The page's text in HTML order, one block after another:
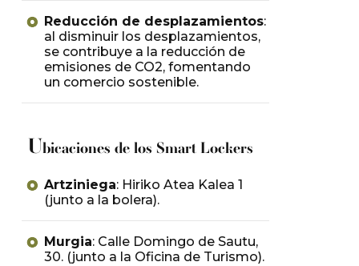
Reducción de desplazamientos:
al disminuir los desplazamientos,
se contribuye a la reducción de
emisiones de CO2, fomentando
un comercio sostenible.
Ubicaciones de los Smart Lockers
Artziniega: Hiriko Atea Kalea 1
(junto a la bolera).
Murgia: Calle Domingo de Sautu,
30. (junto a la Oficina de Turismo).